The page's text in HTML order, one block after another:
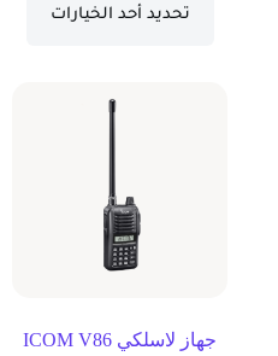
تحديد أحد الخيارات
جهاز لاسلكي ICOM V86